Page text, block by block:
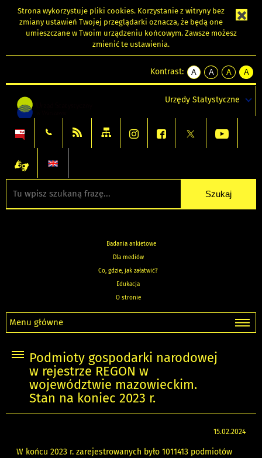
Strona wykorzystuje pliki cookies. Korzystanie z witryny bez
zmiany ustawień Twojej przeglądarki oznacza, że będą one
umieszczane w Twoim urządzeniu końcowym. Zawsze możesz
zmienić te ustawienia.
Kontrast:
A
kontrast
A
kontrast
tekst
czarnym
A
kontrast
tekst
czarnym
A
tekst
żółtym
Urzędy Statystyczne
Badania ankietowe
Dla mediów
Co, gdzie, jak załatwić?
Edukacja
O stronie
Menu główne
Podmioty gospodarki narodowej
w rejestrze REGON w
województwie mazowieckim.
Stan na koniec 2023 r.
15.02.2024
W końcu 2023 r. zarejestrowanych było 1011413 podmiotów